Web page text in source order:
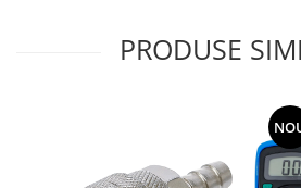
PRODUSE